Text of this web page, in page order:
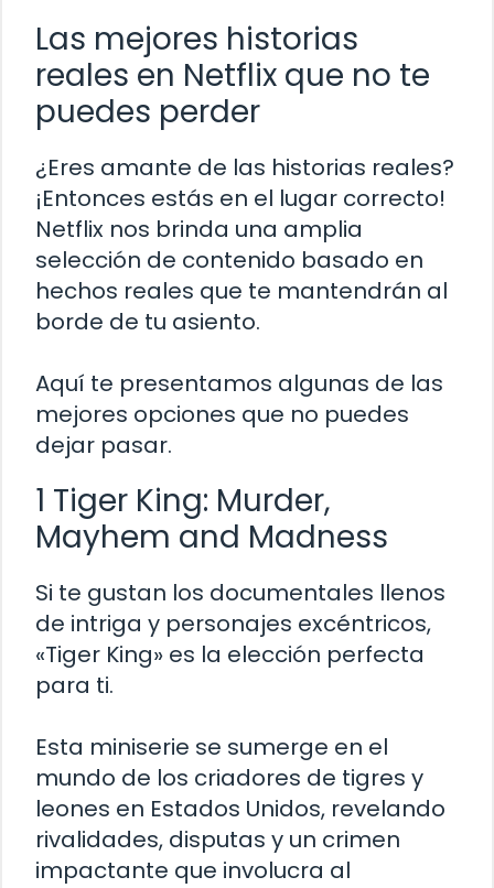
Las mejores historias
reales en Netflix que no te
puedes perder
¿Eres amante de las historias reales?
¡Entonces estás en el lugar correcto!
Netflix nos brinda una amplia
selección de contenido basado en
hechos reales que te mantendrán al
borde de tu asiento.
Aquí te presentamos algunas de las
mejores opciones que no puedes
dejar pasar.
1 Tiger King: Murder,
Mayhem and Madness
Si te gustan los documentales llenos
de intriga y personajes excéntricos,
«Tiger King» es la elección perfecta
para ti.
Esta miniserie se sumerge en el
mundo de los criadores de tigres y
leones en Estados Unidos, revelando
rivalidades, disputas y un crimen
impactante que involucra al